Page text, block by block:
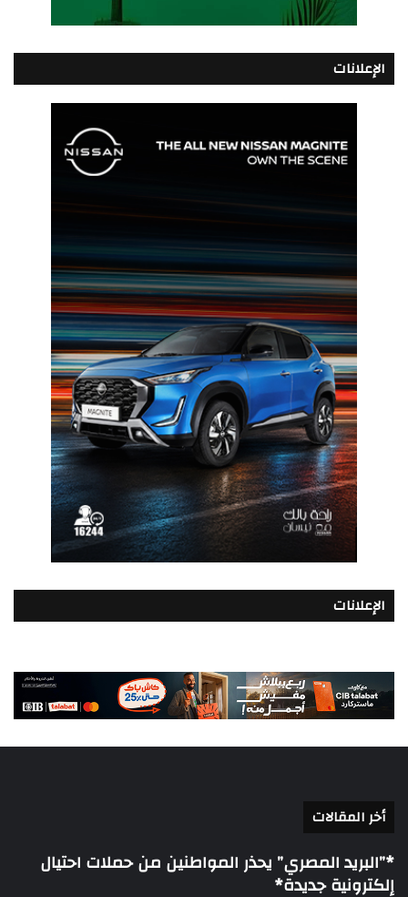
الإعلانات
الإعلانات
أخر المقالات
*”البريد المصري” يحذر المواطنين من حملات احتيال
إلكترونية جديدة*